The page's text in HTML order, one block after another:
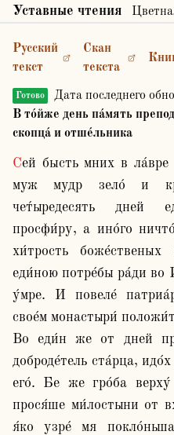
Уставные чтения
Русский
текст
Скан
текста
Готово Дата последнего
В то́йже день па́мять
скопца́ и отше́льника
Сей бысть мних в ла́вре Фа́ре пода́ле Иерусали́ма,
муж мудр зело́ и
чет́ыредесять дней
просфи́ру, а ино́го
хи́трость
еди́ною потре́бы ра́ди во
у́мре. И повеле́
свое́м монастыри́
Во еди́н же от дней
доброде́тель ста́рца,
его́. Бе же гро́ба верху́
прося́ше ми́лостыни от
я́ко узре́ мя